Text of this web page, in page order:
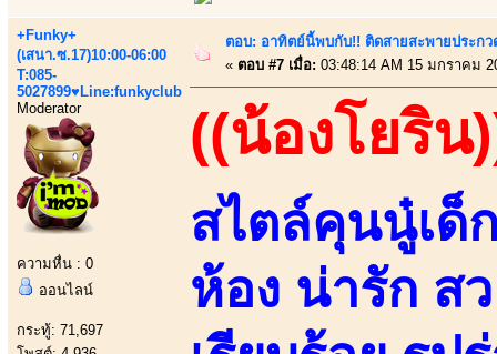
+Funky+
(เสนา.ซ.17)10:00-06:00
T:085-
5027899♥Line:funkyclub
Moderator
ความหื่น : 0
ออนไลน์
กระทู้: 71,697
ตอบ: อาทิตย์นี้พบกับ!! ติดสายสะพายประกว
« ตอบ #7 เมื่อ: 03:48:14 AM 15 มกราคม
((น้องโยริน
สไตล์คุนนู๋เด็
ห้อง น่ารัก ส